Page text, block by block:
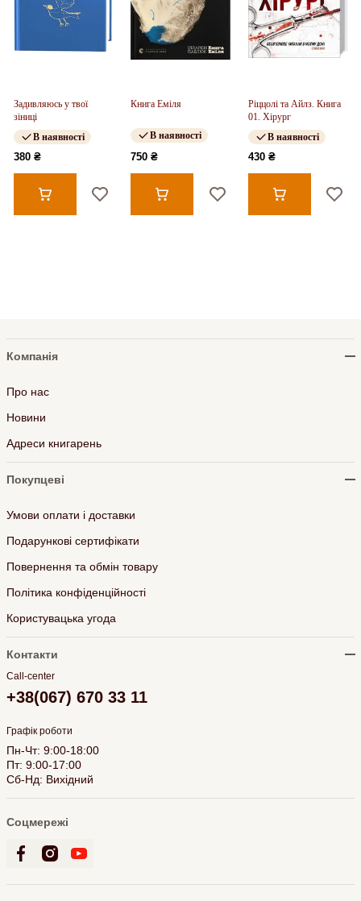
Задивляюсь у твої
зіниці
В наявності
380 ₴
Книга Еміля
В наявності
750 ₴
Ріццолі та Айлз. Книга
01. Хірург
В наявності
430 ₴
Компанія
Про нас
Новини
Адреси книгарень
Покупцеві
Умови оплати і доставки
Подарункові сертифікати
Повернення та обмін товару
Політика конфіденційності
Користувацька угода
Контакти
Call-center
+38(067) 670 33 11
Графік роботи
Пн-Чт: 9:00-18:00
Пт: 9:00-17:00
Сб-Нд: Вихідний
Соцмережі